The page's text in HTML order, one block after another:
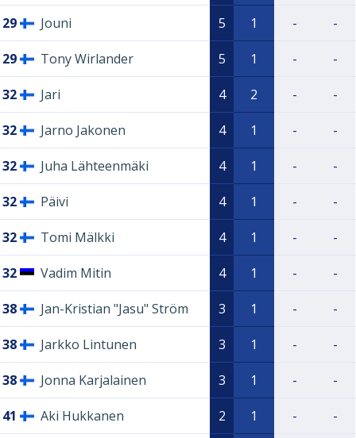
29 Jouni 5 1 - -
29 Tony Wirlander 5 1 - -
32 Jari 4 2 - -
32 Jarno Jakonen 4 1 - -
32 Juha Lähteenmäki 4 1 - -
32 Päivi 4 1 - -
32 Tomi Mälkki 4 1 - -
32 Vadim Mitin 4 1 - -
38 Jan-Kristian "Jasu" Ström 3 1 - -
38 Jarkko Lintunen 3 1 - -
38 Jonna Karjalainen 3 1 - -
41 Aki Hukkanen 2 1 - -